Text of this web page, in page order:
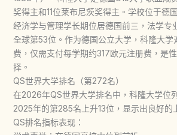
奖得主和11位莱布尼茨奖得主。学校位于德
经济学与管理学长期位居德国前三，法学专
全球第53位。作为德国公立大学，科隆大学
费，仅需支付每学期约317欧元注册费，是
择。
QS世界大学排名（第272名）
在2026年QS世界大学排名中，科隆大学位
2025年的第285名上升13位，显示出良好的
QS排名指标表现：